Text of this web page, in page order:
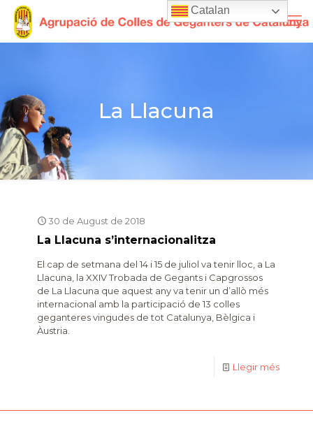
La Llacuna
30 de August de 2018
La Llacuna s’internacionalitza
El cap de setmana del 14 i 15 de juliol va tenir lloc, a La
Llacuna, la XXIV Trobada de Gegants i Capgrossos
de La Llacuna que aquest any va tenir un d’allò més
internacional amb la participació de 13 colles
geganteres vingudes de tot Catalunya, Bèlgica i
Àustria.
Llegir més
Catalan